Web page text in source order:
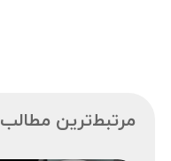
مرتبط‌ترین مطالب